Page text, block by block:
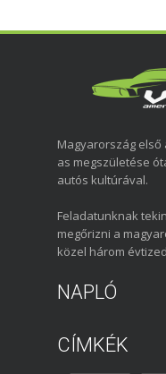
Magyarország első
as megszületése
autós kultúrával.
Feladatunknak
megőrizni a
közel három
NAPLÓ
CÍMKÉK